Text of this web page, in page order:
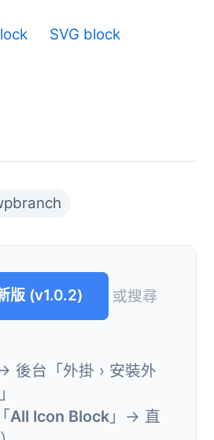
SVG block
版 (v1.0.2)
或搜尋
台「外掛 › 安裝外
All Icon Block 」→ 直